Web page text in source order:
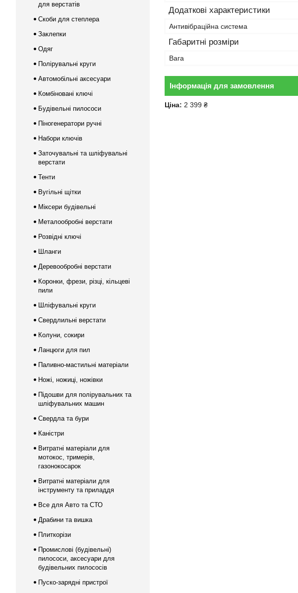
Додаткові характеристики
Антивібраційна система
Габаритні розміри
Вага
Інформація для замовлення
Ціна: 2 399 ₴
для верстатів
Скоби для степлера
Заклепки
Одяг
Полірувальні круги
Автомобільні аксесуари
Комбіновані ключі
Будівельні пилососи
Піногенератори ручні
Набори ключів
Заточувальні та шліфувальні
верстати
Тенти
Вугільні щітки
Міксери будівельні
Металообробні верстати
Розвідні ключі
Шланги
Деревообробні верстати
Коронки, фрези, різці, кільцеві
пили
Шліфувальні круги
Свердлильні верстати
Колуни, сокири
Ланцюги для пил
Паливно-мастильні матеріали
Ножі, ножиці, ножівки
Підошви для полірувальних та
шліфувальних машин
Свердла та бури
Каністри
Витратні матеріали для
мотокос, тримерів,
газонокосарок
Витратні матеріали для
інструменту та приладдя
Все для Авто та СТО
Драбини та вишка
Плиткорізи
Промислові (будівельні)
пилососи, аксесуари для
будівельних пилососів
Пуско-зарядні пристрої